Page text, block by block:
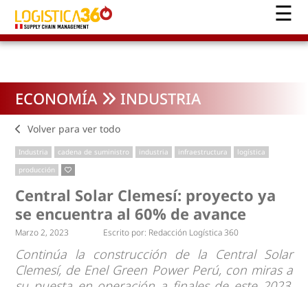
ECONOMÍA INDUSTRIA
Volver para ver todo
Industria cadena de suministro industria infraestructura
logística
producción
Central Solar Clemesí: proyecto ya
se encuentra al 60% de avance
Marzo 2, 2023 Escrito por: Redacción Logística 360
Continúa la construcción de la Central Solar
Clemesí, de Enel Green Power Perú, con miras a